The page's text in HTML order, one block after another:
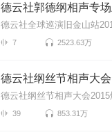
德云社郭德纲相声专
德云社全球巡演旧金山站
7 2523.63万
德云社纲丝节相声大
德云社纲丝节相声大会
39 853.31万